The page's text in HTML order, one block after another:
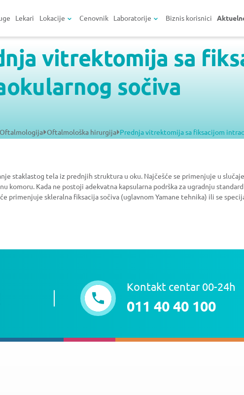
Lekari Lokacije Cenovnik Laboratorije Biznis korisnici
vitrektomija sa
sočiva
Oftalmologija Oftalmološka hirurgija Prednja vitrektomija sa fiksacijom
staklastog tela iz prednjih struktura u oku. Najčešće se primenjuje u
komoru. Kada ne postoji adekvatna kapsularna podrška za ugradnju
primenjuje skleralna fiksacija sočiva (uglavnom Yamane tehnika) ili se
Kontakt centar 00-24h
011 40 40 100